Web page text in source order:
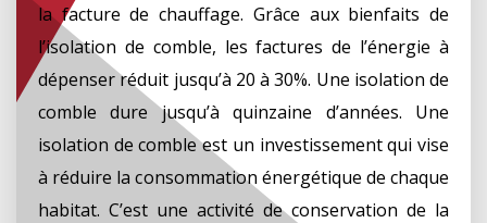
la facture de chauffage. Grâce aux bienfaits de
l’isolation de comble, les factures de l’énergie à
dépenser réduit jusqu’à 20 à 30%. Une isolation de
comble dure jusqu’à quinzaine d’années. Une
isolation de comble est un investissement qui vise
à réduire la consommation énergétique de chaque
habitat. C’est une activité de conservation de la